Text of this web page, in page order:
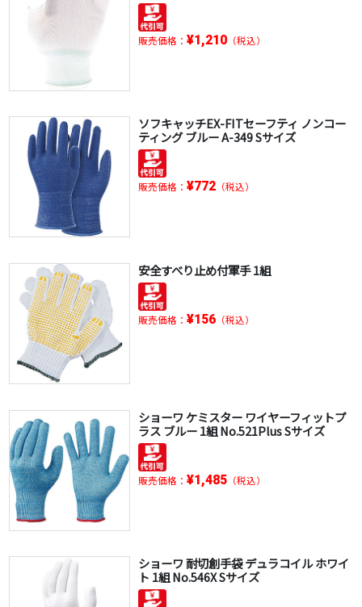
販売価格： ¥1,210（税込）
ソフキャッチEX-FITセーフティ ノンコー
ティング ブルー A-349 Sサイズ
販売価格： ¥772（税込）
安全すべり止め付軍手 1組
販売価格： ¥156（税込）
ショーワ ケミスター ワイヤーフィットプ
ラス ブルー 1組 No.521Plus Sサイズ
販売価格： ¥1,485（税込）
ショーワ 耐切創手袋 デュラコイル ホワイ
ト 1組 No.546X Sサイズ